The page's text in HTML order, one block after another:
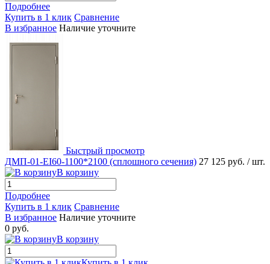
Подробнее
Купить в 1 клик Сравнение
В избранное Наличие уточните
Быстрый просмотр
ДМП-01-EI60-1100*2100 (сплошного сечения) 27 125 руб. / шт.
В корзину
Подробнее
Купить в 1 клик Сравнение
В избранное Наличие уточните
0 руб.
В корзину